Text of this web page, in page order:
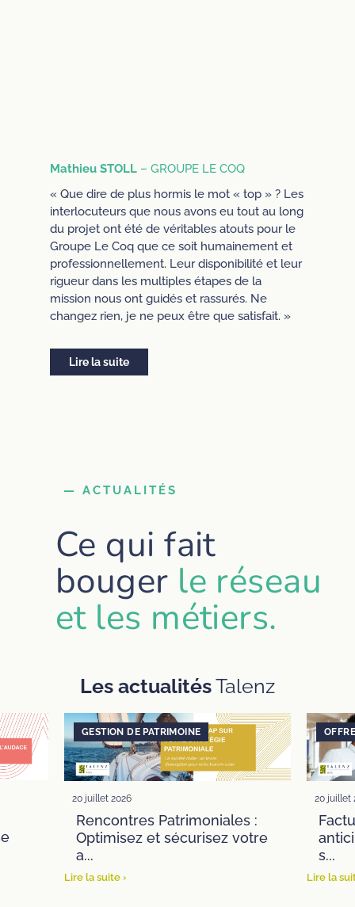
Mathieu STOLL– GROUPE LE COQ
« Que dire de plus hormis le mot « top » ? Les
interlocuteurs que nous avons eu tout au long
du projet ont été de véritables atouts pour le
Groupe Le Coq que ce soit humainement et
professionnellement. Leur disponibilité et leur
rigueur dans les multiples étapes de la
mission nous ont guidés et rassurés. Ne
changez rien, je ne peux être que satisfait. »
Lire la suite
— ACTUALITÉS
Ce qui fait
bouger le réseau
et les métiers.
Les actualitésTalenz
20 juillet 2026
Facturation électronique :
anticipez la réforme avec la
s...
Lire la suite ›
13 juillet
pour
Lire la